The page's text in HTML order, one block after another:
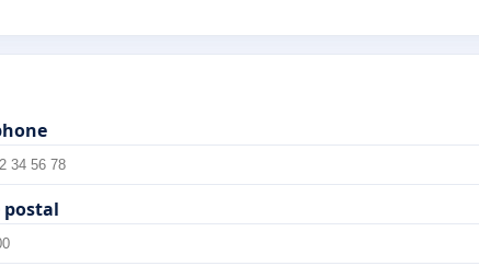
postal